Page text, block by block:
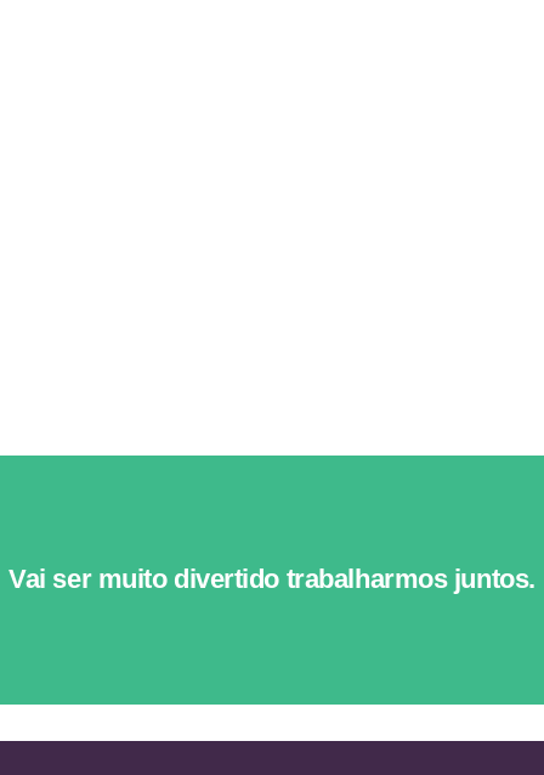
Vai ser muito divertido trabalharmos juntos.